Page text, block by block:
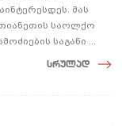
მას
საოლქო
საგანი ...
სრულად